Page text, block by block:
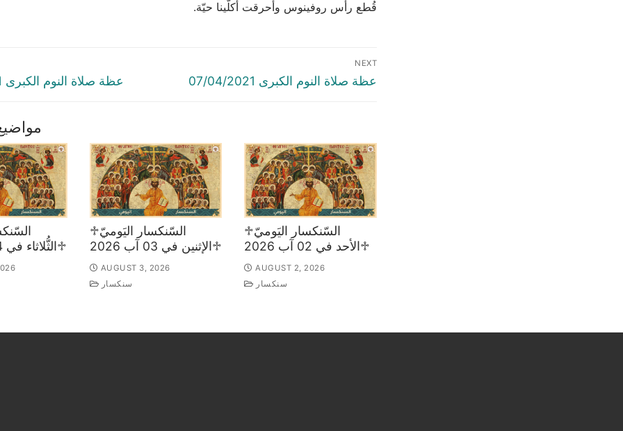
قُطع رأس روفينوس وأُحرقت أكلّينا حيّة.
عظة صلاة النوم الكبرى 05/04/2021
NEXT
Next
عظة صلاة النوم الكبرى 07/04/2021
♱الثُّلاثاء في 04 آب 2026
♱السّنكسار اليَوميّ
♱الإثنين في 03 آب 2026
AUGUST 3, 2026
سنكسار
♱السّنكسار اليَوميّ
♱الأحد في 02 آب 2026
AUGUST 2, 2026
سنكسار